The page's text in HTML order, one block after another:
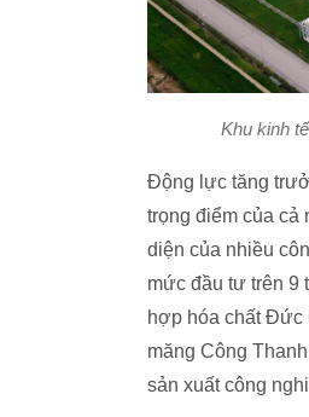
Khu kinh
Động lực tăng
trọng điểm của cả
diện của nhiều
mức đầu tư trên 9
hợp hóa chất Đức
măng Công
sản xuất công